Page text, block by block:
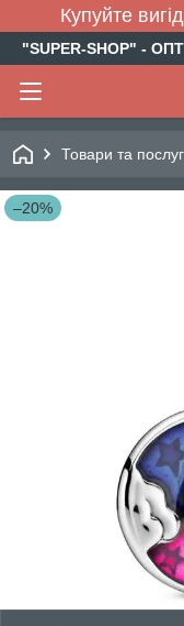
Купуйте
"SUPER-SHOP" -
Товари та
–20%